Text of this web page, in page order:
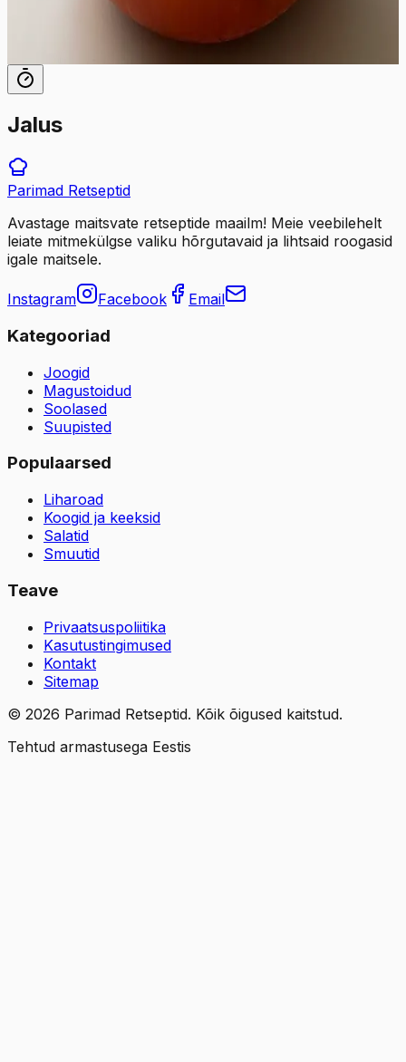
Jalus
Parimad Retseptid
Avastage maitsvate retseptide maailm! Meie veebilehelt
leiate mitmekülgse valiku hõrgutavaid ja lihtsaid roogasid
igale maitsele.
Instagram Facebook Email
Kategooriad
Joogid
Magustoidud
Soolased
Suupisted
Populaarsed
Liharoad
Koogid ja keeksid
Salatid
Smuutid
Teave
Privaatsuspoliitika
Kasutustingimused
Kontakt
Sitemap
© 2026 Parimad Retseptid. Kõik õigused kaitstud.
Tehtud armastusega Eestis